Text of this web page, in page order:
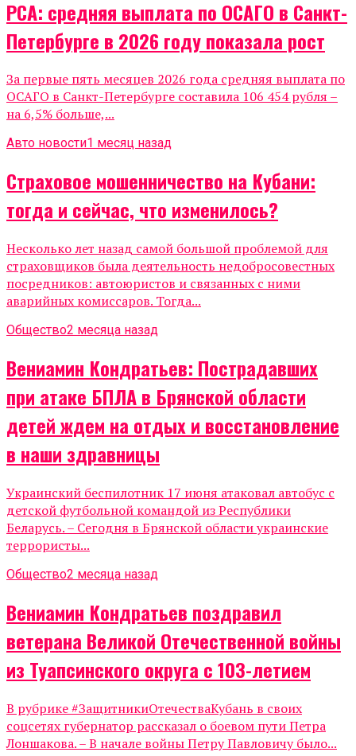
РСА: средняя выплата по ОСАГО в Санкт-
Петербурге в 2026 году показала рост
За первые пять месяцев 2026 года средняя выплата по
ОСАГО в Санкт-Петербурге составила 106 454 рубля –
на 6,5% больше,...
Авто новости1 месяц назад
Страховое мошенничество на Кубани:
тогда и сейчас, что изменилось?
Несколько лет назад самой большой проблемой для
страховщиков была деятельность недобросовестных
посредников: автоюристов и связанных с ними
аварийных комиссаров. Тогда...
Общество2 месяца назад
Вениамин Кондратьев: Пострадавших
при атаке БПЛА в Брянской области
детей ждем на отдых и восстановление
в наши здравницы
Украинский беспилотник 17 июня атаковал автобус с
детской футбольной командой из Республики
Беларусь. – Сегодня в Брянской области украинские
террористы...
Общество2 месяца назад
Вениамин Кондратьев поздравил
ветерана Великой Отечественной войны
из Туапсинского округа с 103-летием
В рубрике #ЗащитникиОтечестваКубань в своих
соцсетях губернатор рассказал о боевом пути Петра
Лоншакова. – В начале войны Петру Павловичу было...